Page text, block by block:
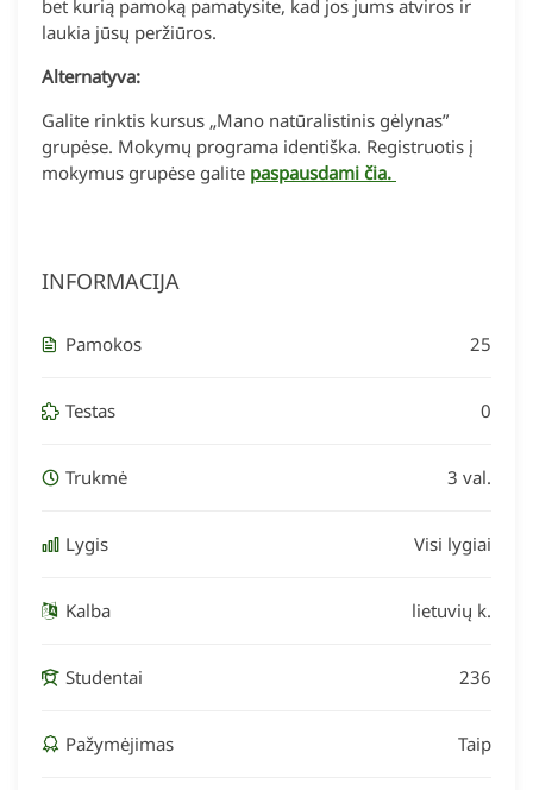
bet kurią pamoką pamatysite, kad jos jums atviros ir
laukia jūsų peržiūros.
Alternatyva:
Galite rinktis kursus „Mano natūralistinis gėlynas”
grupėse. Mokymų programa identiška. Registruotis į
mokymus grupėse galite paspausdami čia.
INFORMACIJA
Pamokos 25
Testas 0
Trukmė 3 val.
Lygis Visi lygiai
Kalba lietuvių k.
Studentai 236
Pažymėjimas Taip